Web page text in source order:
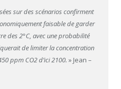
sur des scénarios confirment
faisable de garder
des 2°C, avec une probabilité
de limiter la concentration
ppm CO2 d’ici 2100. » Jean –